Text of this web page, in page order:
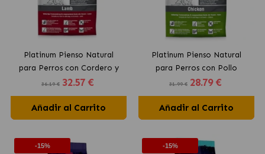
Platinum Pienso Natural
para Perros con Cordero y
Arroz
36.19 € 32.57 €
Añadir al Carrito
Platinum Pienso Natural
para Perros con Pollo
31.99 € 28.79 €
Añadir al Carrito
-15% -15%